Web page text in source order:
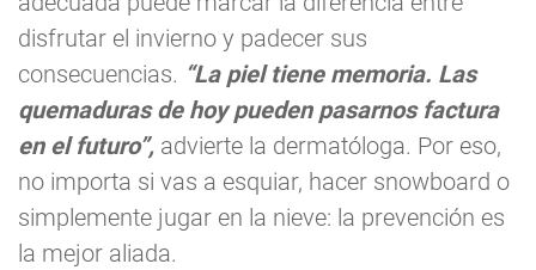
disfrutar el invierno y padecer sus
consecuencias. “La piel tiene memoria. Las
quemaduras de hoy pueden pasarnos factura
en el futuro”, advierte la dermatóloga. Por eso,
no importa si vas a esquiar, hacer snowboard o
simplemente jugar en la nieve: la prevención es
la mejor aliada.